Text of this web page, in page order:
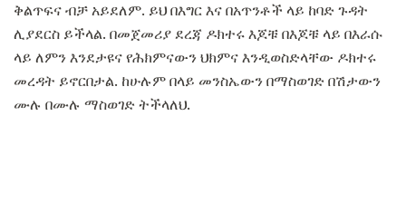
ቅልጥፍና ብቻ አይደለም. ይህ በእግር እና በአጥንቶች ላይ ከባድ ጉዳት
ሊያደርስ ይችላል. በመጀመሪያ ደረጃ ዶክተሩ እጆቹ በእጆቹ ላይ በእራሱ
ላይ ለምን እንደታዩና የሕክምናውን ህክምና እንዲወስድላቸው ዶክተሩ
መረዳት ይኖርበታል. ከሁሉም በላይ መንስኤውን በማስወገድ በሽታውን
ሙሉ በሙሉ ማስወገድ ትችላለህ.